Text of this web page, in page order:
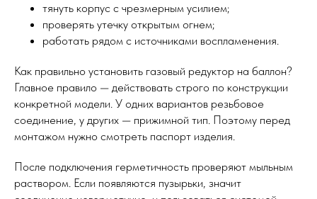
тянуть корпус с чрезмерным усилием;
проверять утечку открытым огнем;
работать рядом с источниками воспламенения.
Как правильно установить газовый редуктор на баллон?
Главное правило — действовать строго по конструкции
конкретной модели. У одних вариантов резьбовое
соединение, у других — прижимной тип. Поэтому перед
монтажом нужно смотреть паспорт изделия.
После подключения герметичность проверяют мыльным
раствором. Если появляются пузырьки, значит